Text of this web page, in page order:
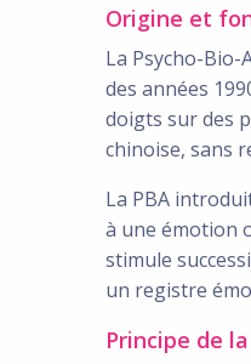
Origine et
La Psycho-
des années
doigts sur des
chinoise, sans
La PBA
à une émotion
stimule
un registre
Principe de